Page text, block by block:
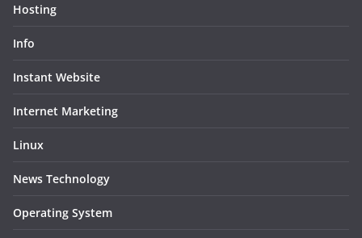
Hosting
Info
Instant Website
Internet Marketing
Linux
News Technology
Operating System